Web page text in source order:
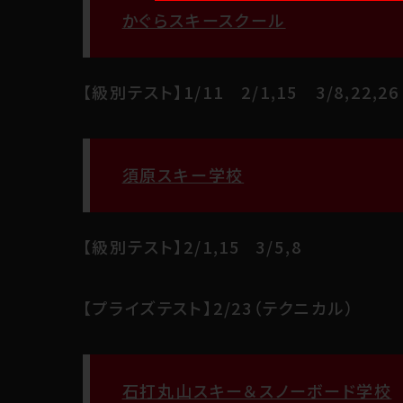
かぐらスキースクール
【級別テスト】1/11 2/1,15 3/
須原スキー学校
【級別テスト】2/1,15 3/5,8
【プライズテスト】2/23（テクニカル）
石打丸山スキー＆スノーボード学校